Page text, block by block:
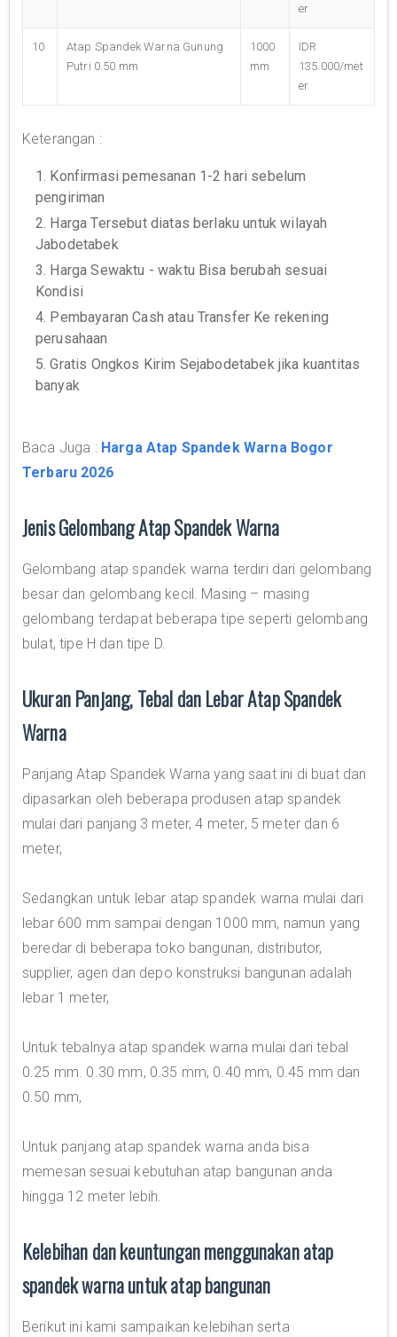
er
10
Atap Spandek Warna Gunung
Putri 0.50 mm
1000
mm
IDR
135.000/met
er
Keterangan :
1. Konfirmasi pemesanan 1-2 hari sebelum
pengiriman
2. Harga Tersebut diatas berlaku untuk wilayah
Jabodetabek
3. Harga Sewaktu - waktu Bisa berubah sesuai
Kondisi
4. Pembayaran Cash atau Transfer Ke rekening
perusahaan
5. Gratis Ongkos Kirim Sejabodetabek jika kuantitas
banyak
Baca Juga : Harga Atap Spandek Warna Bogor
Terbaru 2026
Jenis Gelombang Atap Spandek Warna
Gelombang atap spandek warna terdiri dari gelombang
besar dan gelombang kecil. Masing – masing
gelombang terdapat beberapa tipe seperti gelombang
bulat, tipe H dan tipe D.
Ukuran Panjang, Tebal dan Lebar Atap Spandek
Warna
Panjang Atap Spandek Warna yang saat ini di buat dan
dipasarkan oleh beberapa produsen atap spandek
mulai dari panjang 3 meter, 4 meter, 5 meter dan 6
meter,
Sedangkan untuk lebar atap spandek warna mulai dari
lebar 600 mm sampai dengan 1000 mm, namun yang
beredar di beberapa toko bangunan, distributor,
supplier, agen dan depo konstruksi bangunan adalah
lebar 1 meter,
Untuk tebalnya atap spandek warna mulai dari tebal
0.25 mm. 0.30 mm, 0.35 mm, 0.40 mm, 0.45 mm dan
0.50 mm,
Untuk panjang atap spandek warna anda bisa
memesan sesuai kebutuhan atap bangunan anda
hingga 12 meter lebih.
Kelebihan dan keuntungan menggunakan atap
spandek warna untuk atap bangunan
Berikut ini kami sampaikan kelebihan serta